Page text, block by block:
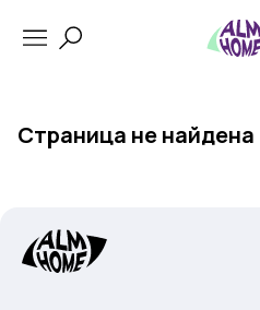
Страница не найдена